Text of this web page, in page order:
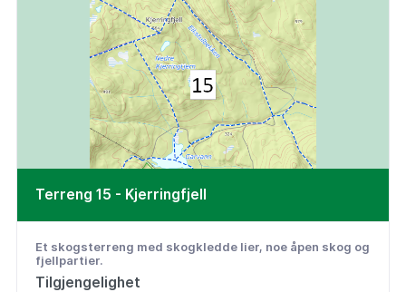
Terreng 15 - Kjerringfjell
Et skogsterreng med skogkledde lier, noe åpen skog og
fjellpartier.
Tilgjengelighet